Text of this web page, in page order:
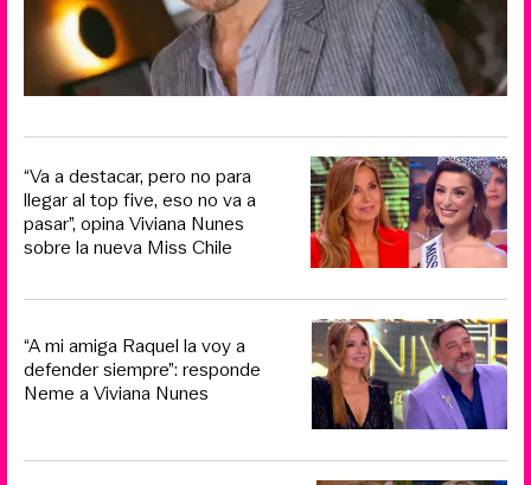
“Va a destacar, pero no para
llegar al top five, eso no va a
pasar”, opina Viviana Nunes
sobre la nueva Miss Chile
“A mi amiga Raquel la voy a
defender siempre”: responde
Neme a Viviana Nunes